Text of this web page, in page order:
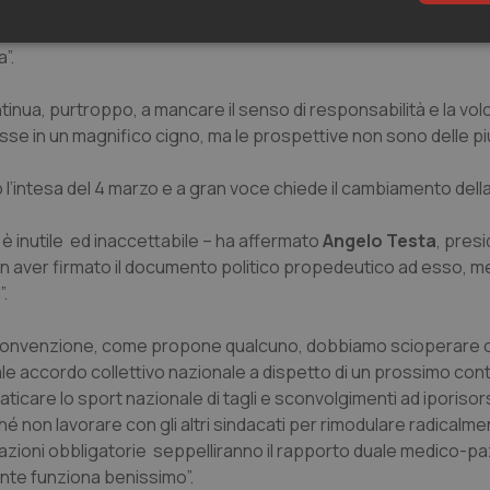
Settoriale non sono stati esaminati su indicazione del
purtroppo, a mancare il senso di responsabilità e la
in un magnifico cigno, ma le prospettive non sono delle
del 4 marzo e a gran voce chiede il cambiamento
inutile ed inaccettabile – ha affermatoAngelo Testa,
aver firmato il documento politico propedeutico ad esso,
come propone qualcuno, dobbiamo scioperare
accordo collettivo nazionale a dispetto di un prossimo
lo sport nazionale di tagli e sconvolgimenti ad
non lavorare con gli altri sindacati per rimodulare
obbligatorie seppelliranno il rapporto duale medico-
funziona benissimo”.
Statistici
Necessari Statistici Marketing
a rendere fruibile il sito web abilitandone funzionalità di base quali la
del sito. Il sito web non è in grado di funzionare correttamente senza questi
.youtube.com
settimane
scelte di consenso e privacy
interazione con il sito. Registra i
del visitatore riguardo a varie
impostazioni sulla privacy,
preferenze siano onorate nelle
CookieScript
www.quotidianosanita.it
5 mesi 3
settimane
Questo cookie viene utilizzato
Script.com per ricordare le
sui cookie dei visitatori. È